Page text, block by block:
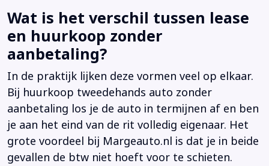
Wat is het verschil tussen lease
en huurkoop zonder
aanbetaling?
In de praktijk lijken deze vormen veel op elkaar.
Bij huurkoop tweedehands auto zonder
aanbetaling los je de auto in termijnen af en ben
je aan het eind van de rit volledig eigenaar. Het
grote voordeel bij Margeauto.nl is dat je in beide
gevallen de btw niet hoeft voor te schieten.